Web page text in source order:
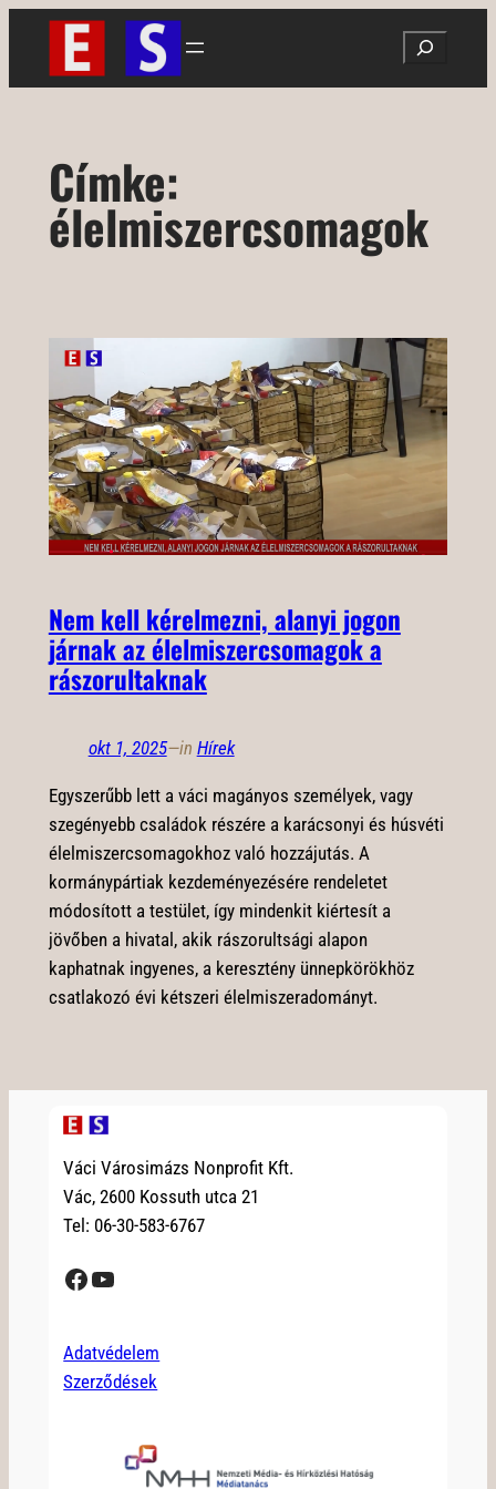
Ugrás
tartalomhoz
Search
Címke:
élelmiszercsomagok
Nem kell kérelmezni, alanyi jogon
járnak az élelmiszercsomagok a
rászorultaknak
okt 1, 2025—in Hírek
Egyszerűbb lett a váci magányos személyek, vagy
szegényebb családok részére a karácsonyi és húsvéti
élelmiszercsomagokhoz való hozzájutás. A
kormánypártiak kezdeményezésére rendeletet
módosított a testület, így mindenkit kiértesít a
jövőben a hivatal, akik rászorultsági alapon
kaphatnak ingyenes, a keresztény ünnepkörökhöz
csatlakozó évi kétszeri élelmiszeradományt.
Váci Városimázs Nonprofit Kft.
Vác, 2600 Kossuth utca 21
Tel: 06-30-583-6767
Facebook YouTube
Adatvédelem
Szerződések